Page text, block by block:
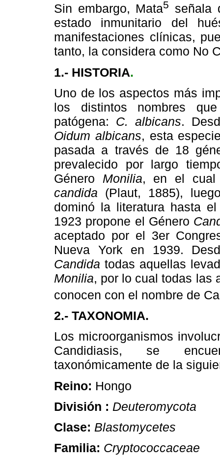
Sin embargo, Mata5
señala
estado inmunitario del
manifestaciones clínicas,
tanto, la considera como No
1.- HISTORIA.
Uno de los aspectos más
los distintos nombres
patógena: C. albicans.
Oidum albicans, esta
pasada a través de 18
prevalecido por largo
Género Monilia, en el cual
candida (Plaut, 1885),
dominó la literatura hasta
1923 propone el Género
aceptado por el 3er
Nueva York en 1939.
Candida todas aquellas
Monilia, por lo cual todas las
conocen con el nombre de
2.- TAXONOMIA.
Los microorganismos
Candidiasis, se
taxonómicamente de la
Reino: Hongo
División : Deuteromycota
Clase: Blastomycetes
Familia: Cryptococcaceae